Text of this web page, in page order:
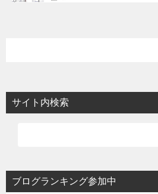
サイト内検索
ブログランキング参加中